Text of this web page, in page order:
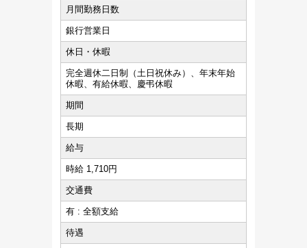
月間勤務日数
銀行営業日
休日・休暇
完全週休二日制（土日祝休み）、年末年始
休暇、有給休暇、慶弔休暇
期間
長期
給与
時給 1,710円
交通費
有 : 全額支給
待遇